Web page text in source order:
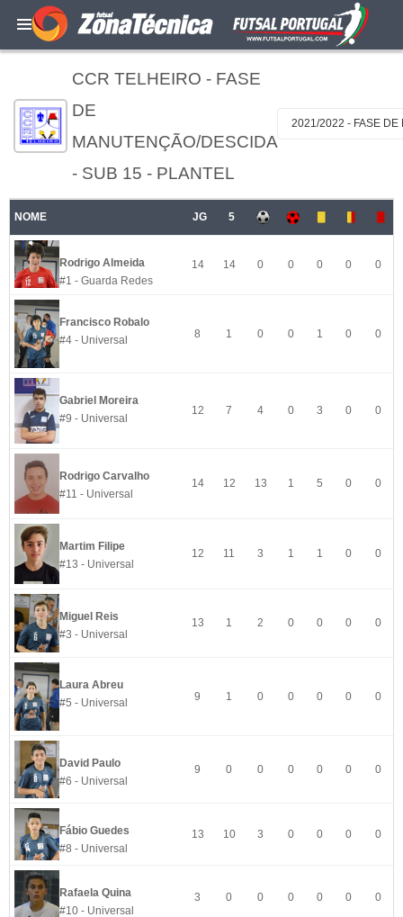
CCR TELHEIRO - FASE
DE
MANUTENÇÃO/DESCIDA
- SUB 15 - PLANTEL
2021/2022 - FASE DE
NOME JG 5
Rodrigo Almeida
#1 - Guarda Redes
14 14 0 0 0 0 0
Francisco Robalo
#4 - Universal
8 1 0 0 1 0 0
Gabriel Moreira
#9 - Universal
12 7 4 0 3 0 0
Rodrigo Carvalho
#11 - Universal
14 12 13 1 5 0 0
Martim Filipe
#13 - Universal
12 11 3 1 1 0 0
Miguel Reis
#3 - Universal
13 1 2 0 0 0 0
Laura Abreu
#5 - Universal
9 1 0 0 0 0 0
David Paulo
#6 - Universal
9 0 0 0 0 0 0
Fábio Guedes
#8 - Universal
13 10 3 0 0 0 0
Rafaela Quina
#10 - Universal
3 0 0 0 0 0 0